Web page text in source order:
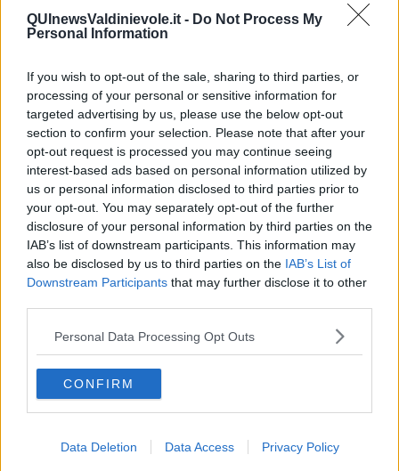
QUInewsValdinievole.it - Do Not Process My
Personal Information
If you wish to opt-out of the sale, sharing to third parties, or
processing of your personal or sensitive information for
targeted advertising by us, please use the below opt-out
section to confirm your selection. Please note that after your
opt-out request is processed you may continue seeing
interest-based ads based on personal information utilized by
us or personal information disclosed to third parties prior to
your opt-out. You may separately opt-out of the further
disclosure of your personal information by third parties on the
IAB’s list of downstream participants. This information may
also be disclosed by us to third parties on the IAB’s List of
Downstream Participants that may further disclose it to other
Personal Data Processing Opt Outs
CONFIRM
Data Deletion Data Access Privacy Policy
Una delle maggiori istituzione delle moderna evoluzione tanguera
riguardano le scuole, la loro eccessiva proliferazione e la loro
Alcune di esse sono completamente discostanti rispetto a quelle
nate in origine per le quali siamo “naturalmente programmati” e ciò
ha condotto a conseguenze negative viste ogni qualvolta andiamo
in milonga. Ad esempio il non rispetto della ronda, l’evitamento di
figure inadatte quando la sala è affollata, la mancata mirada e
cabeceo per l’invito, ecc., è una logica conseguenza di un cattivo
insegnamento. Le abitudini a non praticare ha esiti negativi
sull’apprendimento portando a passi mal fermi, equilibrio instabile,
ecc.
9. Seguite i codici della milongas
I tangueri sono essere umani con le loro relative specificità
caratteriali e umane ma nonostante queste differenze che
livello di ballo posseduto per il bene del clima della milonga.
Scontrarsi in milonga e causare danni fisici agli altri è un gesto
riprovevole. Grazie a questi codici milongueri i tangueri sono più
predisposti a continuare a venire a ballare.
10. Coltivate il tango
L’evoluzione del tango ha a che fare con ogni aspetto della vita